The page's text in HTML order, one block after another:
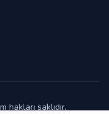
hakları saklıdır.